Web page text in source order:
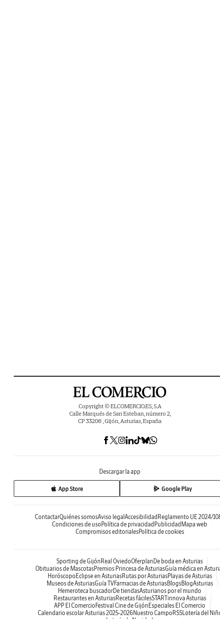
Copyright © ELCOMERCIO.ES, S.A
Calle Marqués de San Esteban, número 2,
CP 33206 , Gijón, Asturias, España
Descargar la app
App Store Google Play
ContactarQuiénes somosAviso legal Accesibilidad Reglamento UE 2024/
Condiciones de uso Política de privacidad Publicidad Mapa web
Compromisos editorialesPolítica de cookies
Sporting de Gijón Real OviedoOferplan De boda en Asturias
Obituarios de MascotasPremios Princesa de AsturiasGuía médica en
Horóscopo Eclipse en AsturiasRutas por AsturiasPlayas de Asturias
Museos de AsturiasGuía TVFarmacias de AsturiasBlogsBlogAsturias
Hemeroteca buscadorDe tiendasAsturianos por el mundo
Restaurantes en AsturiasRecetas fácilesSTARTinnova Asturias
APP El Comercio Festival Cine de Gijón Especiales El Comercio
Calendario escolar Asturias 2025-2026Nuestro Campo RSSLotería del